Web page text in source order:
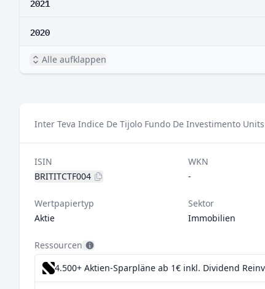
2020
Alle aufklappen
Inter Teva Indice De Tijolo Fundo De Investimento
ISIN
BRITITCTF004
WKN
-
Wertpapiertyp
Aktie
Sektor
Immobilien
Ressourcen
4.500+ Aktien-Sparpläne ab 1€ inkl. Dividend